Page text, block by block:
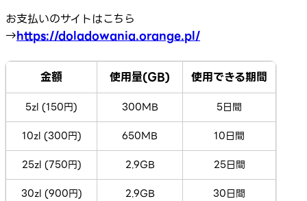
お支払いのサイトはこちら
→https://doladowania.orange.pl/
金額 使用量(GB) 使用できる期間
5zl (150円) 300MB
5日間
10zl (300円)
650MB
10日間
25zl (750円)
2.9GB
25日間
30zl (900円)
2.9GB
30日間